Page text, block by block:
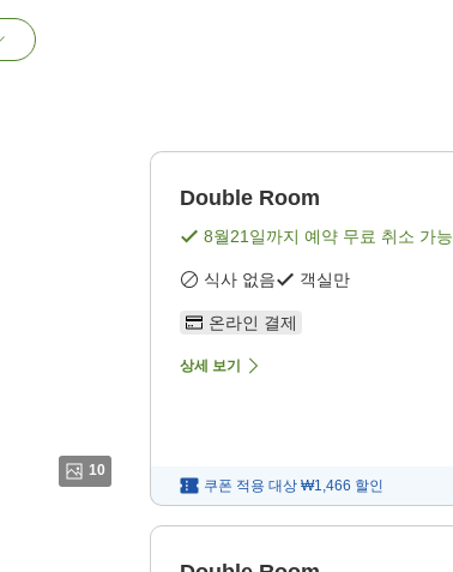
10
Double Room
8월21일까지 예약 무료 취소 가능
식사 없음 객실만
온라인 결제
상세 보기
쿠폰 적용 대상 ₩1,466 할인